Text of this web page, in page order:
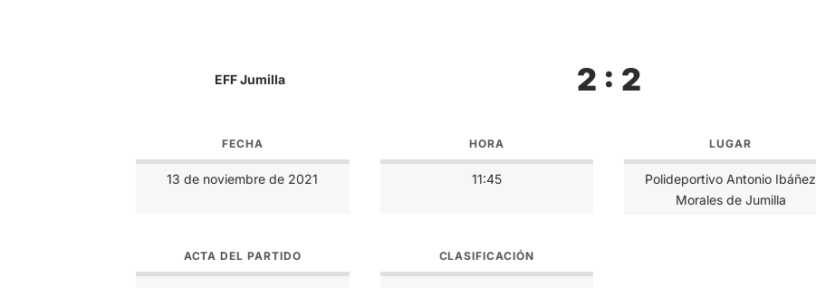
EFF Jumilla 2 : 2
FECHA
13 de noviembre de 2021
HORA
11:45
LUGAR
Polideportivo Antonio Ibáñez
Morales de Jumilla
ACTA DEL PARTIDO CLASIFICACIÓN